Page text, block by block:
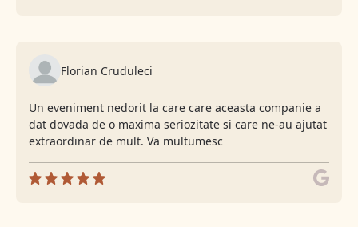
Florian Cruduleci
Un eveniment nedorit la care care aceasta companie a
dat dovada de o maxima seriozitate si care ne-au ajutat
extraordinar de mult. Va multumesc